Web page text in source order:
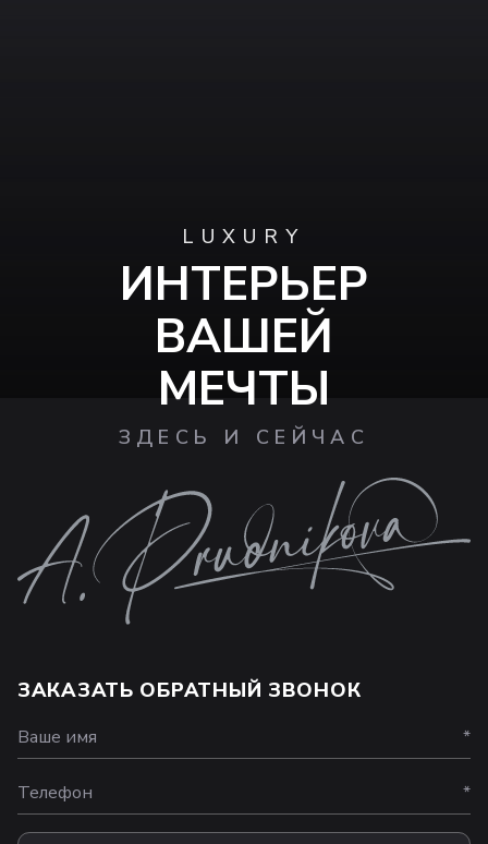
LUXURY
ИНТЕРЬЕР
ВАШЕЙ
МЕЧТЫ
ЗДЕСЬ И СЕЙЧАС
ЗАКАЗАТЬ ОБРАТНЫЙ ЗВОНОК
Ваше имя *
Телефон *